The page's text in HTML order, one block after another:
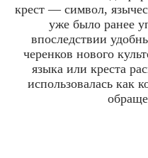
крест — символ,
уже было ранее
впоследствии
черенков нового
языка или креста
использовалась как